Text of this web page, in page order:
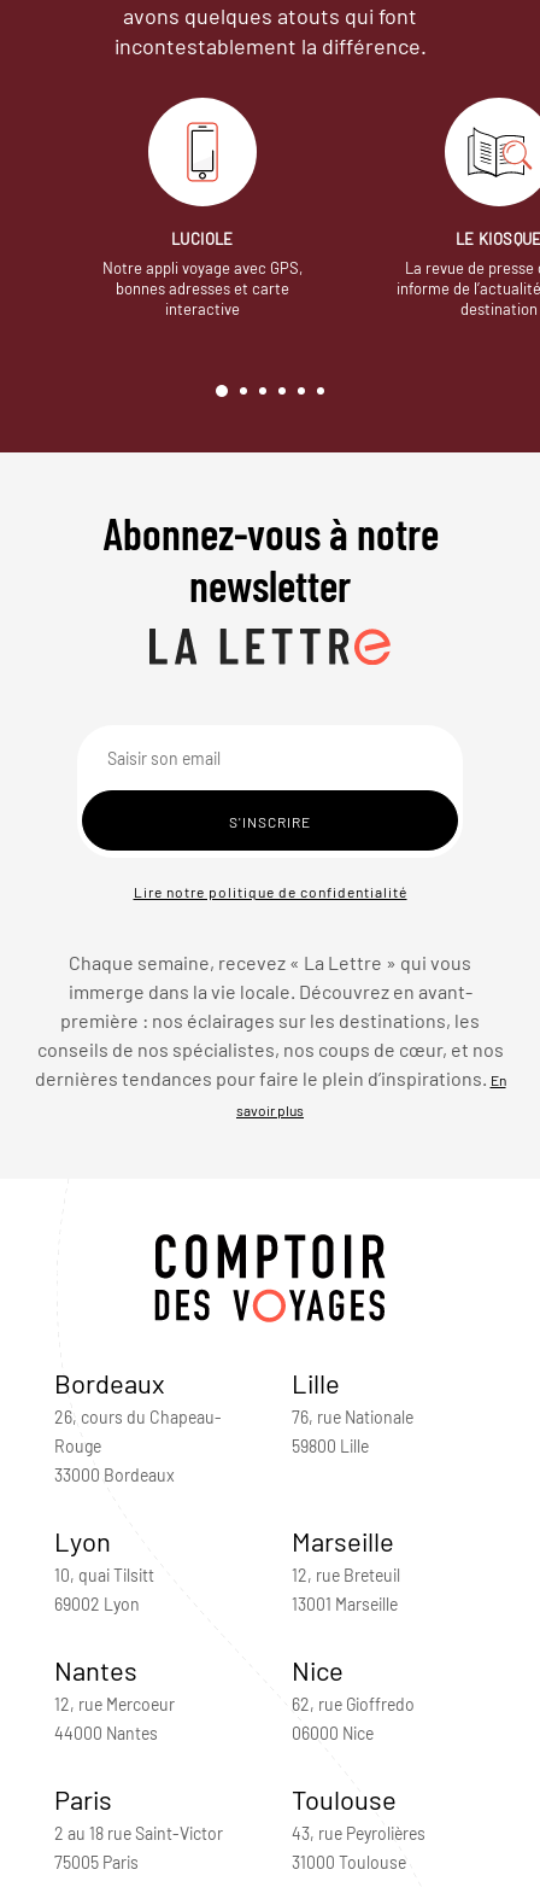
avons quelques atouts qui font
incontestablement la différence.
LUCIOLE
Notre appli voyage avec GPS,
bonnes adresses et carte
interactive
LE
La revue de presse
informe de
destination
Abonnez-vous à notre
newsletter
Lire notre politique de confidentialité
Chaque semaine, recevez « La Lettre » qui vous
immerge dans la vie locale. Découvrez en avant-
première : nos éclairages sur les destinations, les
conseils de nos spécialistes, nos coups de cœur, et nos
dernières tendances pour faire le plein d’inspirations.
En
savoir plus
Bordeaux
26, cours du Chapeau-
Rouge
33000 Bordeaux
Lille
76, rue Nationale
59800 Lille
Lyon
10, quai Tilsitt
69002 Lyon
Marseille
12, rue Breteuil
13001 Marseille
Nantes
12, rue Mercoeur
44000 Nantes
Nice
62, rue Gioffredo
06000 Nice
Paris
2 au 18 rue Saint-Victor
75005 Paris
Toulouse
43, rue Peyrolières
31000 Toulouse